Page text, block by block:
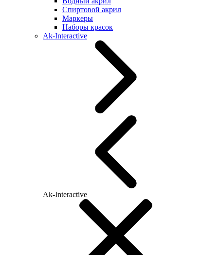
Спиртовой акрил
Маркеры
Наборы красок
Ak-Interactive
Ak-Interactive